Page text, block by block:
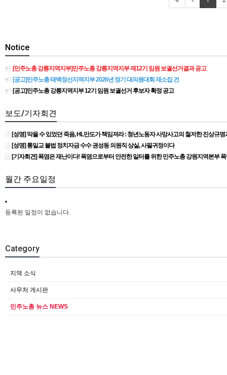
Notice
[민주노총 강릉지역지부]민주노총 강릉지역지부 제12기 임원 보궐선거결과 공고
[공고]민주노총 태백정선지역지부 2026년 정기 대의원대회 재소집 건
[공고]민주노총 강릉지역지부 12기 임원 보궐선거 후보자 확정 공고
보도/기자회견
[성명] 막을 수 있었던 죽음, HL만도가 책임져라 : 청년노동자 사망사고의 철저한 진상규
[성명] 통일교 불법 정치자금 수수 권성동 의원직 상실, 사필귀정이다
[기자회견] 폭염은 재난이다! 폭염으로부터 안전한 일터를 위한 민주노총 강원지역본부
월간 주요일정
등록된 일정이 없습니다.
Category
지역 소식
사무처 게시판
민주노총 뉴스 NEWS